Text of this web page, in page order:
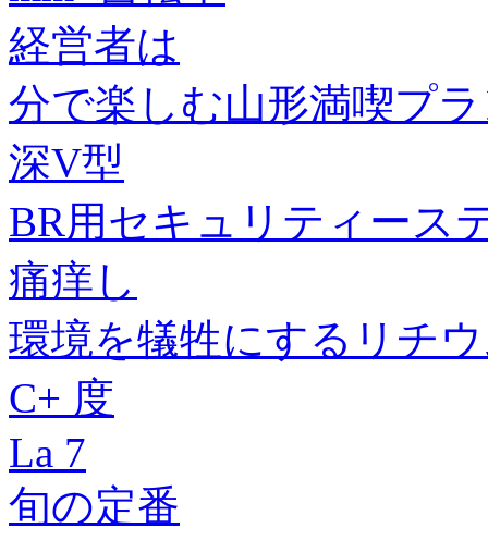
経営者は
分で楽しむ山形満喫プ
深V型
BR用セキュリティース
痛痒し
環境を犠牲にするリチ
C+ 度
La 7
旬の定番